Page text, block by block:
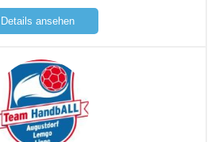
Details ansehen